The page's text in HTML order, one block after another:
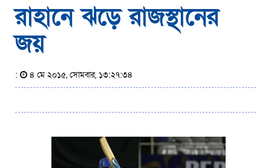
রাহানে ঝড়ে রাজস্থানের
জয়
: ৪ মে ২০১৫, সোমবার, ১৩:২৭:৩৪